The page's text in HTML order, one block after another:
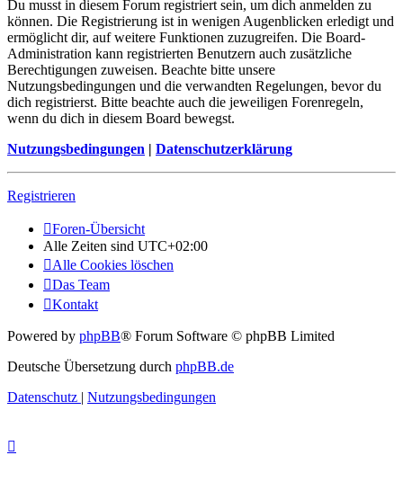
Du musst in diesem Forum registriert sein, um dich anmelden zu
können. Die Registrierung ist in wenigen Augenblicken erledigt und
ermöglicht dir, auf weitere Funktionen zuzugreifen. Die Board-
Administration kann registrierten Benutzern auch zusätzliche
Berechtigungen zuweisen. Beachte bitte unsere
Nutzungsbedingungen und die verwandten Regelungen, bevor du
dich registrierst. Bitte beachte auch die jeweiligen Forenregeln,
wenn du dich in diesem Board bewegst.
Nutzungsbedingungen | Datenschutzerklärung
Registrieren
Foren-Übersicht
Alle Zeiten sind UTC+02:00
Alle Cookies löschen
Das Team
Kontakt
Powered by phpBB® Forum Software © phpBB Limited
Deutsche Übersetzung durch phpBB.de
Datenschutz | Nutzungsbedingungen